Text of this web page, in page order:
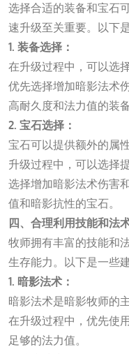
选择合适的装备和宝石
速升级至关重要。以下
1. 装备选择：
在升级过程中，可以选
优先选择增加暗影法术
高耐久度和法力值的装备
2. 宝石选择：
宝石可以提供额外的属
升级过程中，可以选择
选择增加暗影法术伤害
值和暗影抗性的宝石。
四、合理利用技能和法
牧师拥有丰富的技能和
生存能力。以下是一些
1. 暗影法术：
暗影法术是暗影牧师的
在升级过程中，优先使
足够的法力值。